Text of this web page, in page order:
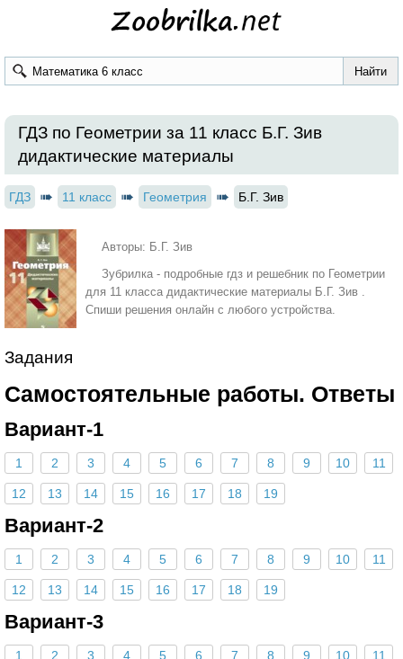
ГДЗ по Геометрии за 11 класс Б.Г. Зив
дидактические материалы
ГДЗ 11 класс Геометрия Б.Г. Зив
Авторы: Б.Г. Зив
Зубрилка - подробные гдз и решебник по Геометрии
для 11 класса дидактические материалы Б.Г. Зив .
Спиши решения онлайн с любого устройства.
Задания
Самостоятельные работы. Ответы
Вариант-1
1 2 3 4 5 6 7 8 9 10 11
12 13 14 15 16 17 18 19
Вариант-2
1 2 3 4 5 6 7 8 9 10 11
12 13 14 15 16 17 18 19
Вариант-3
1 2 3 4 5 6 7 8 9 10 11